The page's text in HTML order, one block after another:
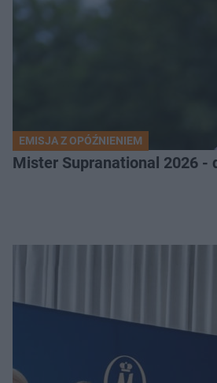
EMISJA Z OPÓŹNIENIEM
Mister Supranational 2026 -